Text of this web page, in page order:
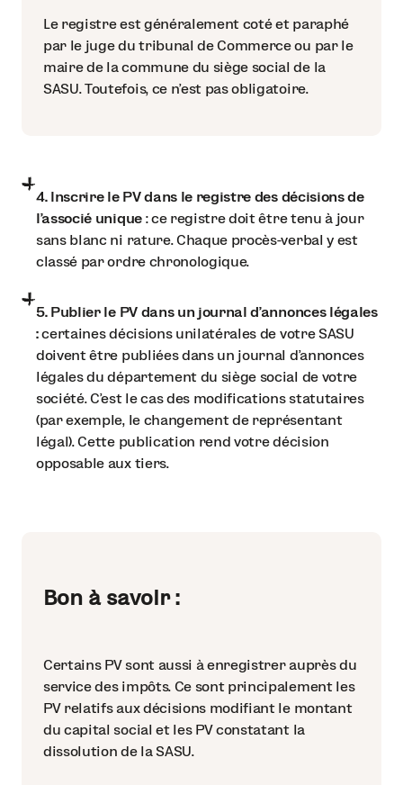
Le registre est généralement coté et paraphé
par le juge du tribunal de Commerce ou par le
maire de la commune du siège social de la
SASU. Toutefois, ce n’est pas obligatoire.
4. Inscrire le PV dans le registre des décisions de
l’associé unique: ce registre doit être tenu à jour
sans blanc ni rature. Chaque procès-verbal y est
classé par ordre chronologique.
5. Publier le PV dans un journal d’annonces légales
:certaines décisions unilatérales de votre SASU
doivent être publiées dans un journal d’annonces
légales du département du siège social de votre
société. C’est le cas des modifications statutaires
(par exemple, le changement de représentant
légal). Cette publication rend votre décision
opposable aux tiers.
Bon à savoir :
Certains PV sont aussi à enregistrer auprès du
service des impôts. Ce sont principalement les
PV relatifs aux décisions modifiant le montant
du capital social et les PV constatant la
dissolution de la SASU.